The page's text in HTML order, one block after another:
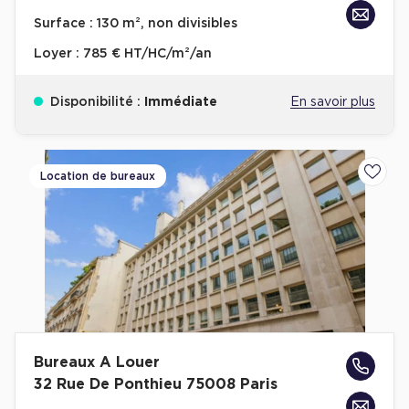
Achat de Bureaux à Rennes
Collections de Bureaux
Immeuble de bureaux avec services
Location bureaux Bellecour - Cordeliers (Lyon)
Haussmanniens
Location d'Entrepôts / Activités
Location d'Entrepôts / Activités à Aix-en-Provence
Surface : 130 m², non divisibles
Loyer : 785 € HT/HC/m²/an
Disponibilité : Immédiate En savoir plus
Location de bureaux
Bureaux A Louer
32 Rue De Ponthieu 75008 Paris